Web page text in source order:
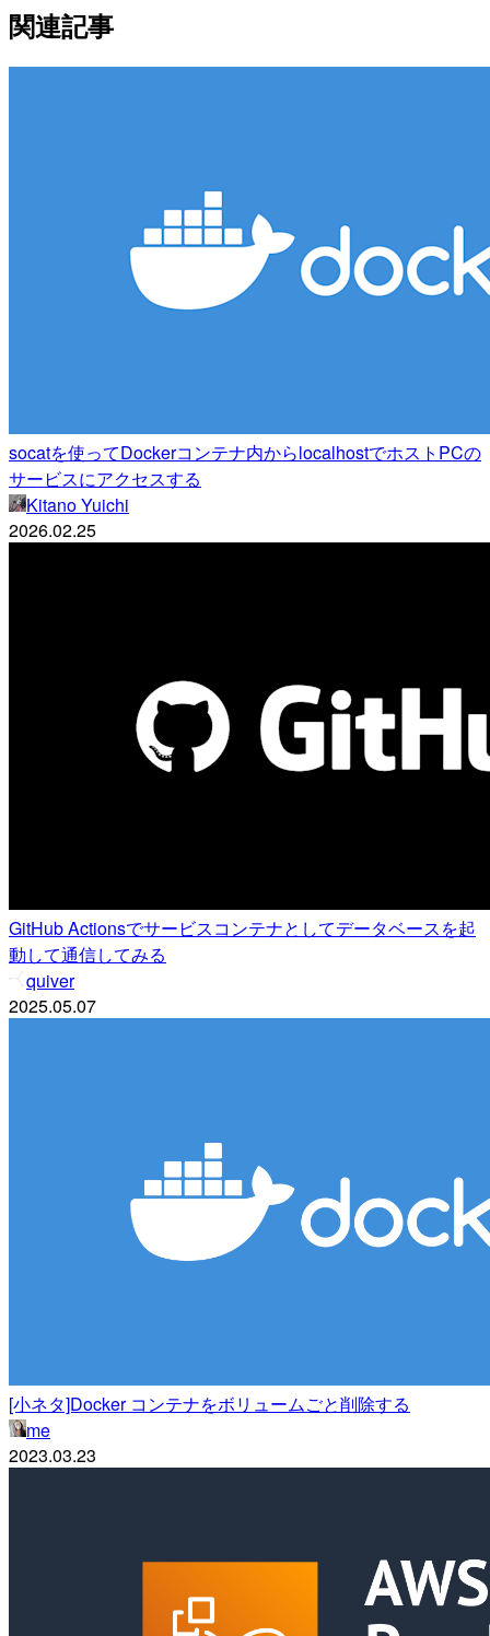
関連記事
socatを使ってDockerコンテナ内からlocalhostでホストPCの
サービスにアクセスする
Kitano Yuichi
2026.02.25
GitHub Actionsでサービスコンテナとしてデータベースを起
動して通信してみる
quiver
2025.05.07
[小ネタ]Docker コンテナをボリュームごと削除する
me
2023.03.23